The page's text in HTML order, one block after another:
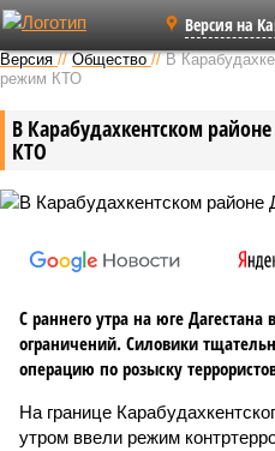
Версия на
Версия //Общество //В
режим КТО
В Карабудахкентском
КТО
С раннего утра на юге
ограничений. Силовики
операцию по розыску
На границе
утром ввели режим